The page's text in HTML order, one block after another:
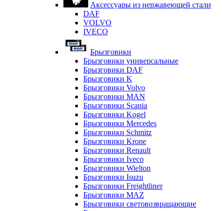
Аксессуары из нержавеющей стали
DAF
VOLVO
IVECO
Брызговики
Брызговики универсальные
Брызговики DAF
Брызговики K
Брызговики Volvo
Брызговики MAN
Брызговики Scania
Брызговики Kogel
Брызговики Mercedes
Брызговики Schmitz
Брызговики Krone
Брызговики Renault
Брызговики Iveco
Брызговики Wielton
Брызговики Isuzu
Брызговики Freightliner
Брызговики MAZ
Брызговики световозвращающие